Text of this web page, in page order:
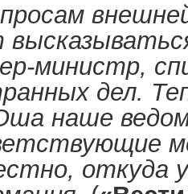
министр,
дел.
наше
откуда